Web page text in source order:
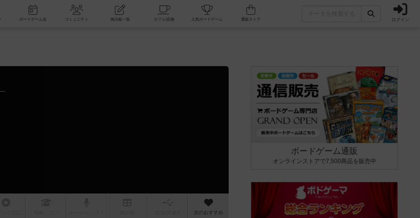
新着レビュー ボードゲーム会 コミュニティ 掲示板一覧 カフェ/店舗 人気ボードゲーム ログイン
次のおすすめ
ボードゲーム通販
オンラインストアで7,500商品を販売中